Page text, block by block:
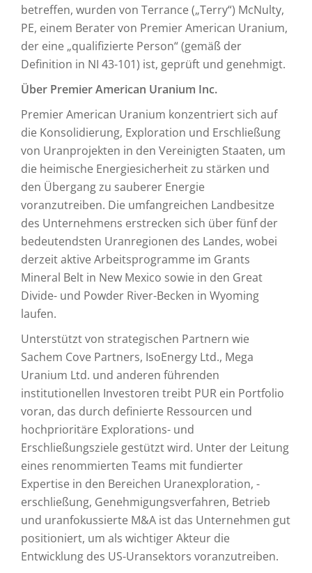
betreffen, wurden von Terrance („Terry“) McNulty,
PE, einem Berater von Premier American Uranium,
der eine „qualifizierte Person“ (gemäß der
Definition in NI 43-101) ist, geprüft und genehmigt.
Über Premier American Uranium Inc.
Premier American Uranium konzentriert sich auf
die Konsolidierung, Exploration und Erschließung
von Uranprojekten in den Vereinigten Staaten, um
die heimische Energiesicherheit zu stärken und
den Übergang zu sauberer Energie
voranzutreiben. Die umfangreichen Landbesitze
des Unternehmens erstrecken sich über fünf der
bedeutendsten Uranregionen des Landes, wobei
derzeit aktive Arbeitsprogramme im Grants
Mineral Belt in New Mexico sowie in den Great
Divide- und Powder River-Becken in Wyoming
laufen.
Unterstützt von strategischen Partnern wie
Sachem Cove Partners, IsoEnergy Ltd., Mega
Uranium Ltd. und anderen führenden
institutionellen Investoren treibt PUR ein Portfolio
voran, das durch definierte Ressourcen und
hochprioritäre Explorations- und
Erschließungsziele gestützt wird. Unter der Leitung
eines renommierten Teams mit fundierter
Expertise in den Bereichen Uranexploration, -
erschließung, Genehmigungsverfahren, Betrieb
und uranfokussierte M&A ist das Unternehmen gut
positioniert, um als wichtiger Akteur die
Entwicklung des US-Uransektors voranzutreiben.